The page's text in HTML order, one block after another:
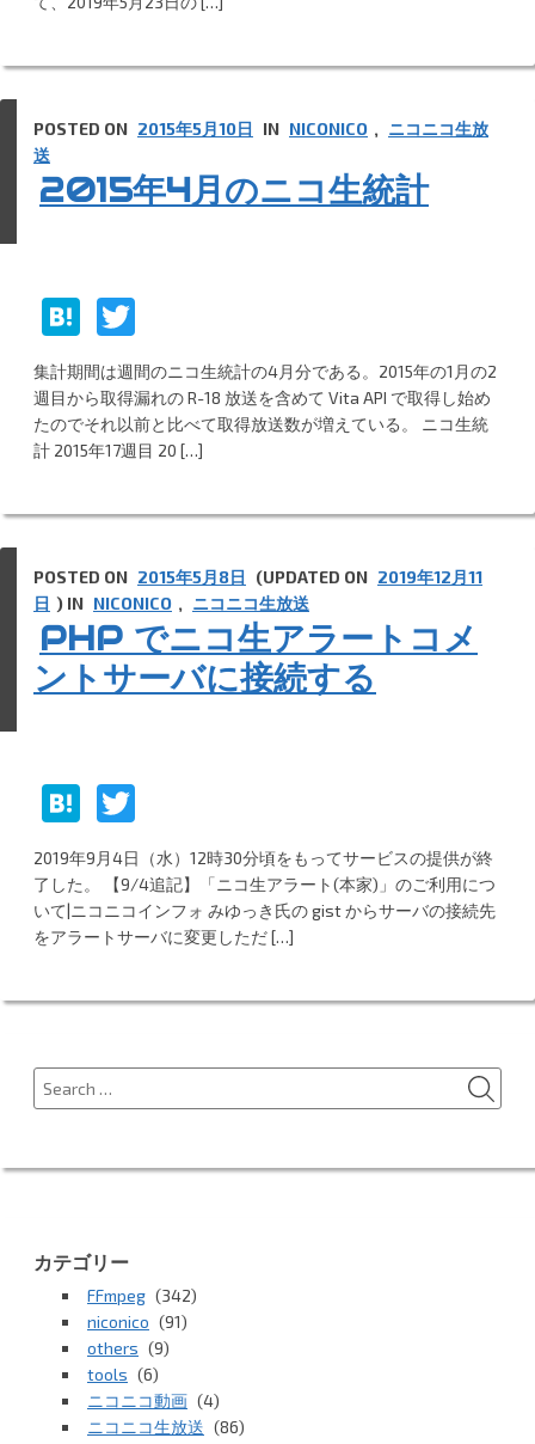
a
2015年4月のニコ生統計
POSTED ON 2015年5月10日 IN NICONICO , ニコニコ生放
送
H
at
e
n
a
w
itt
er
集計期間は週間のニコ生統計の4月分である。2015年の1月の2
週目から取得漏れの R-18 放送を含めて Vita API で取得し始め
たのでそれ以前と比べて取得放送数が増えている。 ニコ生統
計 2015年17週目 20 […]
PHP でニコ生アラートコメ
ントサーバに接続する
POSTED ON 2015年5月8日 (UPDATED ON 2019年12月11
日 ) IN NICONICO , ニコニコ生放送
H
at
e
n
w
itt
er
2019年9月4日（水）12時30分頃をもってサービスの提供が終
了した。 【9/4追記】「ニコ生アラート(本家)」のご利用につ
いて|ニコニコインフォ みゆっき氏の gist からサーバの接続先
をアラートサーバに変更しただ […]
Search
for:
カテゴリー
FFmpeg (342)
niconico (91)
others (9)
tools (6)
ニコニコ動画 (4)
ニコニコ生放送 (86)